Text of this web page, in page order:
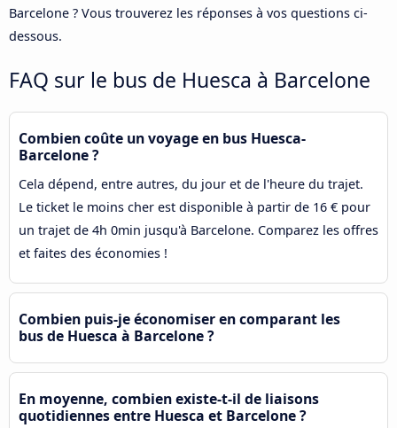
Barcelone ? Vous trouverez les réponses à vos questions ci-
dessous.
FAQ sur le bus de Huesca à Barcelone
Combien coûte un voyage en bus Huesca-
Barcelone ?
Cela dépend, entre autres, du jour et de l'heure du trajet.
Le ticket le moins cher est disponible à partir de 16 € pour
un trajet de 4h 0min jusqu'à Barcelone. Comparez les offres
et faites des économies !
Combien puis-je économiser en comparant les
bus de Huesca à Barcelone ?
En moyenne, combien existe-t-il de liaisons
quotidiennes entre Huesca et Barcelone ?